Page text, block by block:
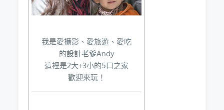
我是愛攝影、愛旅遊、愛吃
的設計老爹Andy
這裡是2大+3小的5口之家
歡迎來玩！